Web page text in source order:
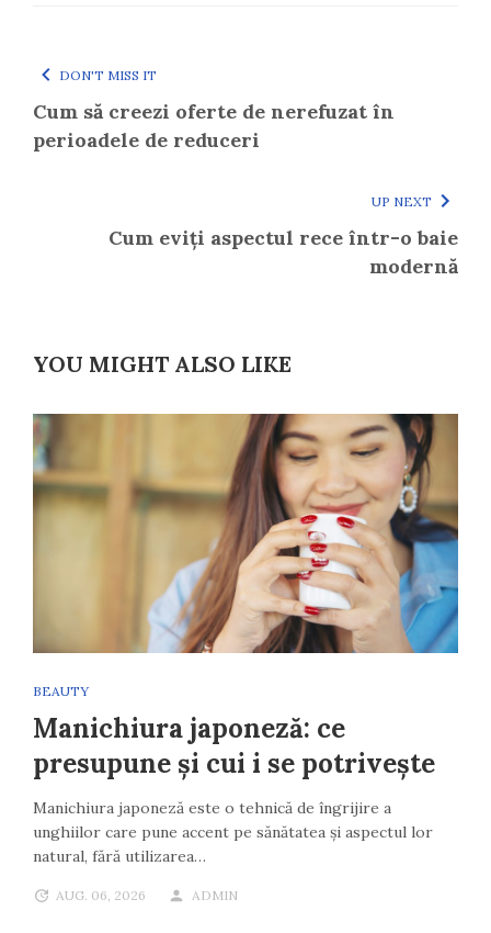
DON'T MISS IT
Cum să creezi oferte de nerefuzat în
perioadele de reduceri
UP NEXT
Cum eviți aspectul rece într-o baie
modernă
YOU MIGHT ALSO LIKE
BEAUTY
Manichiura japoneză: ce
presupune și cui i se potrivește
Manichiura japoneză este o tehnică de îngrijire a
unghiilor care pune accent pe sănătatea și aspectul lor
natural, fără utilizarea…
AUG. 06, 2026 ADMIN